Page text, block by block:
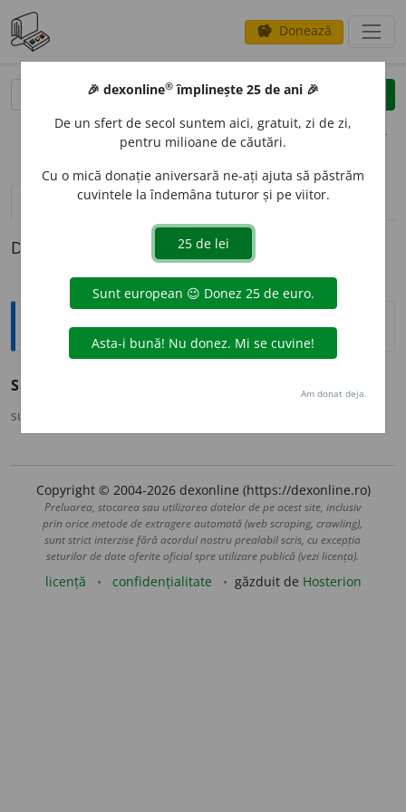
savings Donează
clear
opțiuni
definiții (1) pronunțievolume_up (8)
Definiția cu ID-ul 210162:
Sinonime
SL
sursa:
Copyright © 2004-2026 dexonline (https://dexonline.ro)
Preluarea, stocarea sau utilizarea datelor de pe acest site, inclusiv
prin orice metode de extragere automată (web scraping, crawling),
sunt strict interzise fără acordul nostru prealabil scris, cu excepția
seturilor de date oferite oficial spre utilizare publică (vezi licența).
licență confidențialitate găzduit de Hosterion
🎉 dexonline® împlinește 25 de ani 🎉
De un sfert de secol suntem aici, gratuit, zi de zi,
pentru milioane de căutări.
Cu o mică donație aniversară ne-ați ajuta să păstrăm
cuvintele la îndemâna tuturor și pe viitor.
Am donat deja.